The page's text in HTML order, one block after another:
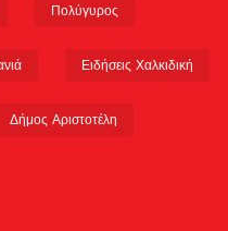
Πολύγυρος
Ειδήσεις Χαλκιδική
Δήμος Αριστοτέλη